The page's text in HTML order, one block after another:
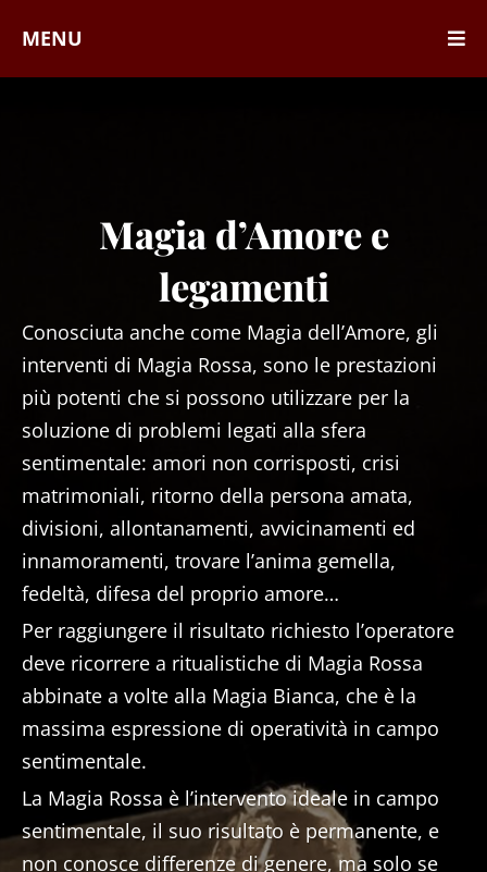
MENU
Magia d’Amore e
legamenti
Conosciuta anche come Magia dell’Amore, gli
interventi di Magia Rossa, sono le prestazioni
più potenti che si possono utilizzare per la
soluzione di problemi legati alla sfera
sentimentale: amori non corrisposti, crisi
matrimoniali, ritorno della persona amata,
divisioni, allontanamenti, avvicinamenti ed
innamoramenti, trovare l’anima gemella,
fedeltà, difesa del proprio amore…
Per raggiungere il risultato richiesto l’operatore
deve ricorrere a ritualistiche di Magia Rossa
abbinate a volte alla Magia Bianca, che è la
massima espressione di operatività in campo
sentimentale.
La Magia Rossa è l’intervento ideale in campo
sentimentale, il suo risultato è permanente, e
non conosce differenze di genere, ma solo se